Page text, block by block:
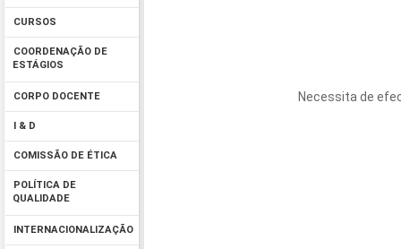
CURSOS
COORDENAÇÃO DE
ESTÁGIOS
CORPO DOCENTE
I & D
COMISSÃO DE ÉTICA
POLÍTICA DE
QUALIDADE
INTERNACIONALIZAÇÃO
Necessita de